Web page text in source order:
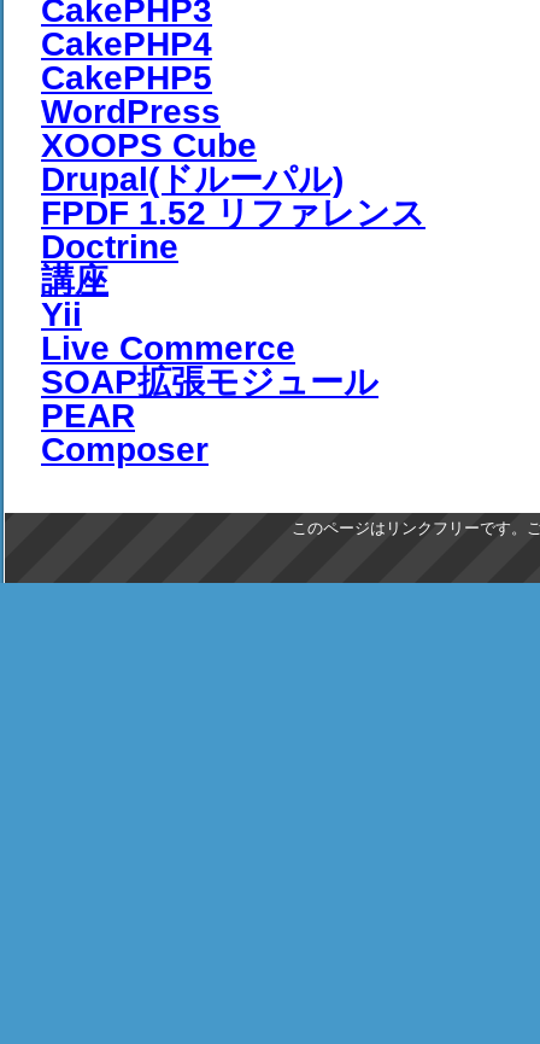
CakePHP3
CakePHP4
CakePHP5
WordPress
XOOPS Cube
Drupal(ドルーパル)
FPDF 1.52 リファレンス
Doctrine
講座
Yii
Live Commerce
SOAP拡張モジュール
PEAR
Composer
このページはリンクフリーです。